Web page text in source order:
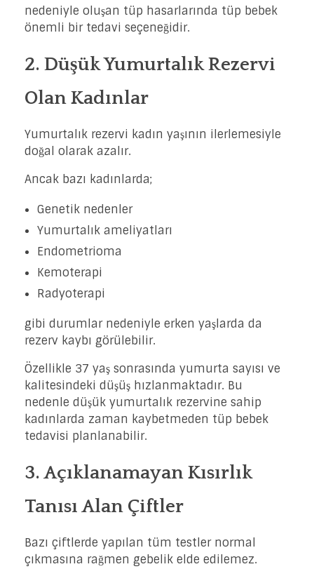
nedeniyle oluşan tüp hasarlarında tüp bebek
önemli bir tedavi seçeneğidir.
2. Düşük Yumurtalık Rezervi
Olan Kadınlar
Yumurtalık rezervi kadın yaşının ilerlemesiyle
doğal olarak azalır.
Ancak bazı kadınlarda;
Genetik nedenler
Yumurtalık ameliyatları
Endometrioma
Kemoterapi
Radyoterapi
gibi durumlar nedeniyle erken yaşlarda da
rezerv kaybı görülebilir.
Özellikle 37 yaş sonrasında yumurta sayısı ve
kalitesindeki düşüş hızlanmaktadır. Bu
nedenle düşük yumurtalık rezervine sahip
kadınlarda zaman kaybetmeden tüp bebek
tedavisi planlanabilir.
3. Açıklanamayan Kısırlık
Tanısı Alan Çiftler
Bazı çiftlerde yapılan tüm testler normal
çıkmasına rağmen gebelik elde edilemez.